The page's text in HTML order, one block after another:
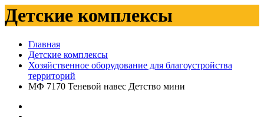
Детские комплексы
Главная
Детские комплексы
Хозяйственное оборудование для благоустройства
территорий
МФ 7170 Теневой навес Детство мини